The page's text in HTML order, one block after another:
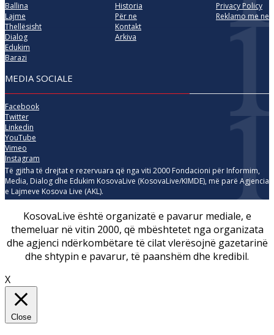
Ballina
Lajme
Thellësisht
Dialog
Edukim
Barazi
Historia
Për ne
Kontakt
Arkiva
Privacy Policy
Reklamo me ne
MEDIA SOCIALE
Facebook
Twitter
Linkedin
YouTube
Vimeo
Instagram
Të gjitha të drejtat e rezervuara që nga viti 2000 Fondacioni për Informim,
Media, Dialog dhe Edukim KosovaLive (KosovaLive/KIMDE), më parë Agjencia
e Lajmeve Kosova Live (AKL).
KosovaLive është organizatë e pavarur mediale, e
themeluar në vitin 2000, që mbështetet nga organizata
dhe agjenci ndërkombëtare të cilat vlerësojnë gazetarinë
dhe shtypin e pavarur, të paanshëm dhe kredibil.
X
Close